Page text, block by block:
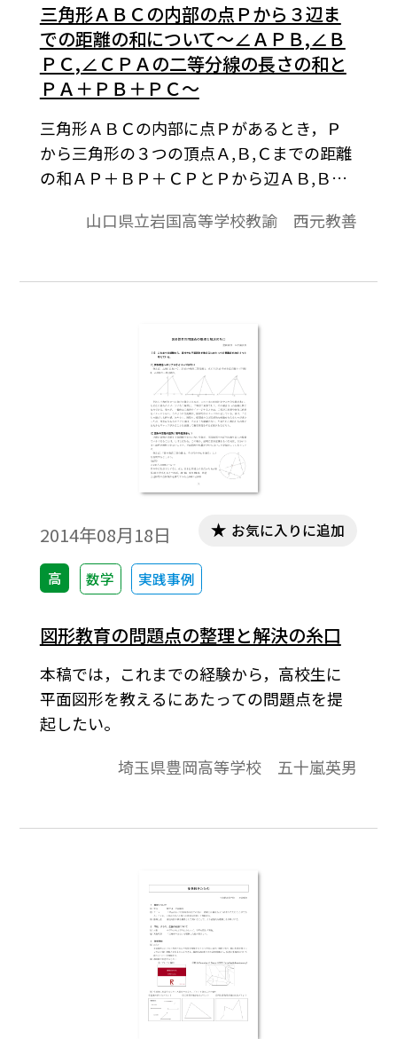
三角形ＡＢＣの内部の点Ｐから３辺ま
での距離の和について～∠ＡＰＢ,∠Ｂ
ＰＣ,∠ＣＰＡの二等分線の長さの和と
ＰＡ＋ＰＢ＋ＰＣ～
三角形ＡＢＣの内部に点Ｐがあるとき，Ｐ
から三角形の３つの頂点Ａ,Ｂ,Ｃまでの距離
の和ＡＰ＋ＢＰ＋ＣＰとＰから辺ＡＢ,ＢＣ,
Ｐ＋ＮＰを比較すれば，ＡＰ＋ＢＰ＋ＣＰ
わかる。本稿では，∠ＡＰＢ，∠ＢＰＣ，
点をそれぞれＬ,Ｍ,Ｎとするとき，ＡＰ＋Ｂ
Ｐ＋ＣＰ≧２(ＬＰ＋ＭＰ＋ＮＰ)であるこ
と，および等号が成立するときの三角形の
形状と点Ｐの位置を中心にして考察する。
※文中の数式は，「Tosho数式エディタ」で
作成されています。ワード文書で数式を正し
く表示するためには，「Tosho数式エディ
タ」が導入されていることが必要です。無償
ダウンロードはこちら→無償ダウンロード
のご案内
山口県立岩国高等学校教諭 西元教善
2014年08月18日
高 数学 実践事例
お気に入りに追加
図形教育の問題点の整理と解決の糸口
本稿では，これまでの経験から，高校生に
平面図形を教えるにあたっての問題点を提
起したい。
埼玉県豊岡高等学校 五十嵐英男